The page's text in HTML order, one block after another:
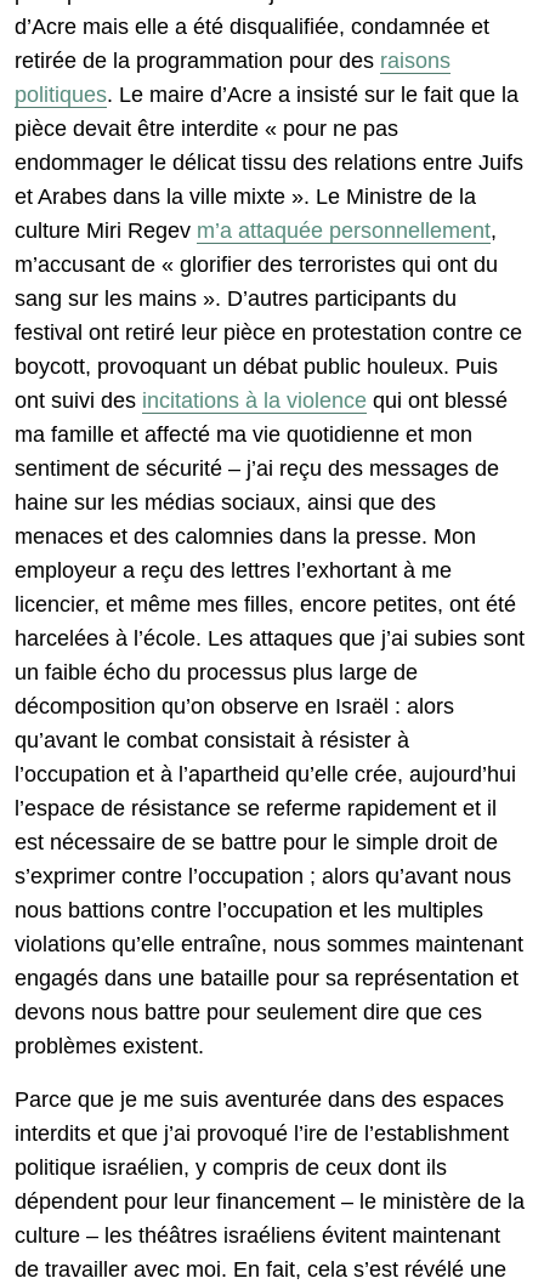
d’Acre mais elle a été disqualifiée, condamnée et
retirée de la programmation pour des raisons
politiques. Le maire d’Acre a insisté sur le fait que la
pièce devait être interdite « pour ne pas
endommager le délicat tissu des relations entre Juifs
et Arabes dans la ville mixte ». Le Ministre de la
culture Miri Regev m’a attaquée personnellement,
m’accusant de « glorifier des terroristes qui ont du
sang sur les mains ». D’autres participants du
festival ont retiré leur pièce en protestation contre ce
boycott, provoquant un débat public houleux. Puis
ont suivi des incitations à la violence qui ont blessé
ma famille et affecté ma vie quotidienne et mon
sentiment de sécurité – j’ai reçu des messages de
haine sur les médias sociaux, ainsi que des
menaces et des calomnies dans la presse. Mon
employeur a reçu des lettres l’exhortant à me
licencier, et même mes filles, encore petites, ont été
harcelées à l’école. Les attaques que j’ai subies sont
un faible écho du processus plus large de
décomposition qu’on observe en Israël : alors
qu’avant le combat consistait à résister à
l’occupation et à l’apartheid qu’elle crée, aujourd’hui
l’espace de résistance se referme rapidement et il
est nécessaire de se battre pour le simple droit de
s’exprimer contre l’occupation ; alors qu’avant nous
nous battions contre l’occupation et les multiples
violations qu’elle entraîne, nous sommes maintenant
engagés dans une bataille pour sa représentation et
devons nous battre pour seulement dire que ces
problèmes existent.
Parce que je me suis aventurée dans des espaces
interdits et que j’ai provoqué l’ire de l’establishment
politique israélien, y compris de ceux dont ils
dépendent pour leur financement – le ministère de la
culture – les théâtres israéliens évitent maintenant
de travailler avec moi. En fait, cela s’est révélé une